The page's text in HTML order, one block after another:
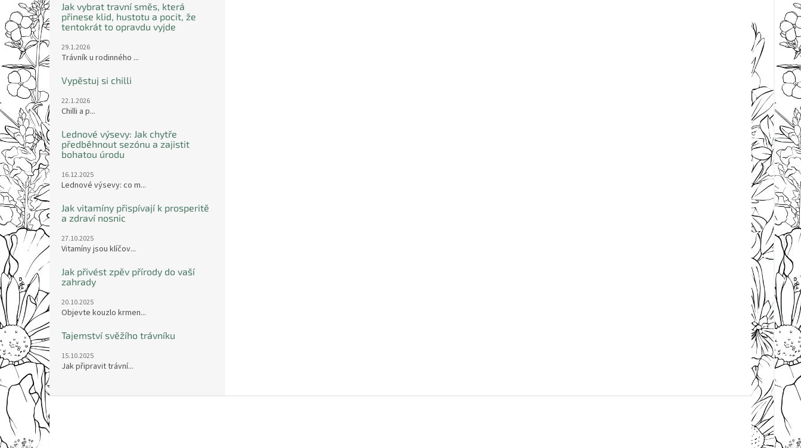
Jak vybrat travní směs, která
přinese klid, hustotu a pocit, že
tentokrát to opravdu vyjde
29.1.2026
Trávník u rodinného ...
Vypěstuj si chilli
22.1.2026
Chilli a p...
Lednové výsevy: Jak chytře
předběhnout sezónu a zajistit
bohatou úrodu
16.12.2025
Lednové výsevy: co m...
Jak vitamíny přispívají k prosperitě
a zdraví nosnic
27.10.2025
Vitamíny jsou klíčov...
Jak přivést zpěv přírody do vaší
zahrady
20.10.2025
Objevte kouzlo krmen...
Tajemství svěžího trávníku
15.10.2025
Jak připravit trávní...
a